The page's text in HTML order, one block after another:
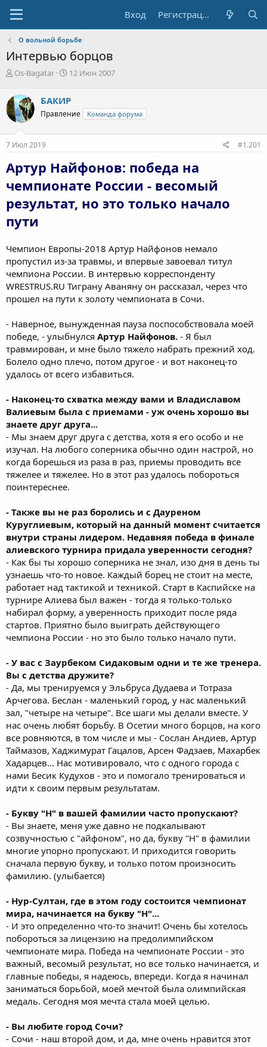
Вход Регистрация
О вольной борьбе
Интервью борцов
А
т
о
р
т
е
м
Os-Bagatar
Д
а
н
ч
а
12 Июн 2007
БАКИР
Правление Команда форума
7 Июл 2019 #1.201
Артур Найфонов: победа на
чемпионате России - весомый
результат, но это только начало
пути
Чемпион Европы-2018 Артур Найфонов немало
пропустил из-за травмы, и впервые завоевал титул
чемпиона России. В интервью корреспонденту
WRESTRUS.RU Тиграну Аваняну он рассказал, через что
прошел на пути к золоту чемпионата в Сочи.
- Наверное, вынужденная пауза поспособствовала моей
победе, - улыбнулся Артур Найфонов. - Я был
травмирован, и мне было тяжело набрать прежний ход.
Болело одно плечо, потом другое - и вот наконец-то
удалось от всего избавиться.
- Наконец-то схватка между вами и Владиславом
Валиевым была с приемами - уж очень хорошо вы
знаете друг друга...
- Мы знаем друг друга с детства, хотя я его особо и не
изучал. На любого соперника обычно один настрой, но
когда борешься из раза в раз, приемы проводить все
тяжелее и тяжелее. Но в этот раз удалось побороться
поинтереснее.
- Также вы не раз боролись и с Дауреном
Куруглиевым, который на данный момент считается
внутри страны лидером. Недавняя победа в финале
алиевского турнира придала уверенности сегодня?
- Как бы ты хорошо соперника не знал, изо дня в день ты
узнаешь что-то новое. Каждый борец не стоит на месте,
работает над тактикой и техникой. Старт в Каспийске на
турнире Алиева был важен - тогда я только-только
набирал форму, а уверенность приходит после ряда
стартов. Приятно было выиграть действующего
чемпиона России - но это было только начало пути.
- У вас с Заурбеком Сидаковым одни и те же тренера.
Вы с детства дружите?
- Да, мы тренируемся у Эльбруса Дудаева и Тотраза
Арчегова. Беслан - маленький город, у нас маленький
зал, "четыре на четыре". Все шаги мы делали вместе. У
нас очень любят борьбу. В Осетии много борцов, на кого
все ровняются, в том числе и мы - Сослан Андиев, Артур
Таймазов, Хаджимурат Гацалов, Арсен Фадзаев, Махарбек
Хадарцев... Нас мотивировало, что с одного города с
нами Бесик Кудухов - это и помогало тренироваться и
идти к своим первым результатам.
- Букву "Н" в вашей фамилии часто пропускают?
- Вы знаете, меня уже давно не подкалывают
созвучностью с "айфоном", но да, букву "Н" в фамилии
многие упорно пропускают. И приходится говорить
сначала первую букву, и только потом произносить
фамилию. (улыбается)
- Нур-Султан, где в этом году состоится чемпионат
мира, начинается на букву "Н"...
- И это определенно что-то значит! Очень бы хотелось
побороться за лицензию на предолимпийском
чемпионате мира. Победа на чемпионате России - это
важный, весомый результат, но все только начинается, и
главные победы, я надеюсь, впереди. Когда я начинал
заниматься борьбой, моей мечтой была олимпийская
медаль. Сегодня моя мечта стала моей целью.
- Вы любите город Сочи?
- Сочи - наш второй дом, и да, мне очень нравится этот